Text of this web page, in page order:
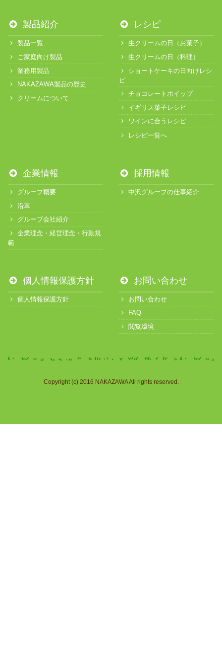
製品紹介
製品一覧
ご家庭向け製品
業務用製品
NAKAZAWA製品の歴史
クリームについて
レシピ
生クリームの日（お菓子）
生クリームの日（料理）
ショートケーキの日向けレシ
ピ
チョコレートホイップ
イギリス菓子レシピ
ワインに合うレシピ
レシピ一覧へ
企業情報
グループ概要
沿革
グループ会社紹介
企業理念・経営理念・行動規
範
採用情報
中沢グループの仕事紹介
個人情報保護方針
個人情報保護方針
お問い合わせ
お問い合わせ
FAQ
閲覧環境
Copyright (c) 2016 NAKAZAWA All rights reserved.